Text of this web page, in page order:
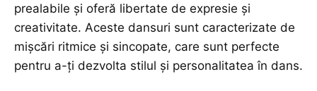
prealabile și oferă libertate de expresie și
creativitate. Aceste dansuri sunt caracterizate de
mișcări ritmice și sincopate, care sunt perfecte
pentru a-ți dezvolta stilul și personalitatea în dans.